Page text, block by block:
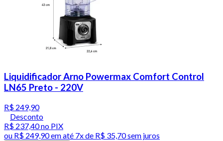
Liquidificador Arno Powermax Comfort Control
LN65 Preto - 220V
R$ 249,90
Desconto
R$ 237,40no PIX
ou R$ 249,90em até 7x de R$ 35,70 sem juros